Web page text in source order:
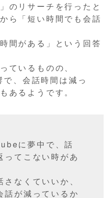
のリサーチを行ったと
ら「短い時間でも会話
間がある」という回答
ているものの、
、会話時間は減っ
あるようです。
に夢中で、話
ってこない時があ
なくていいか、
話が減っているか